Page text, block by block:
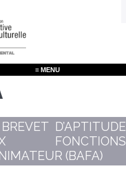
≡ MENU
D’APTITUDE
FONCTIONS
(BAFA)